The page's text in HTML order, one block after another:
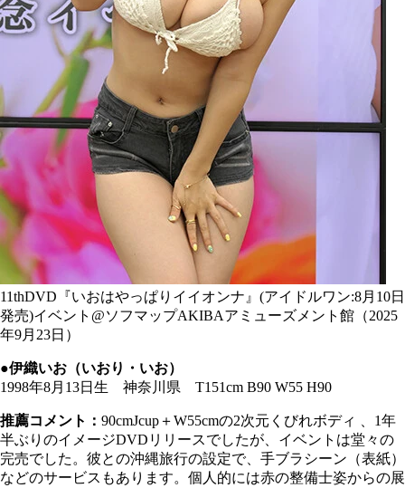
11thDVD『いおはやっぱりイイオンナ』(アイドルワン:8月10日
発売)イベント@ソフマップAKIBAアミューズメント館（2025
年9月23日）
●伊織いお（いおり・いお）
1998年8月13日生 神奈川県 T151cm B90 W55 H90
推薦コメント： 90cmJcup＋W55cmの2次元くびれボディ 、1年
半ぶりのイメージDVDリリースでしたが、イベントは堂々の
完売でした。彼との沖縄旅行の設定で、手ブラシーン（表紙）
などのサービスもあります。個人的には赤の整備士姿からの展